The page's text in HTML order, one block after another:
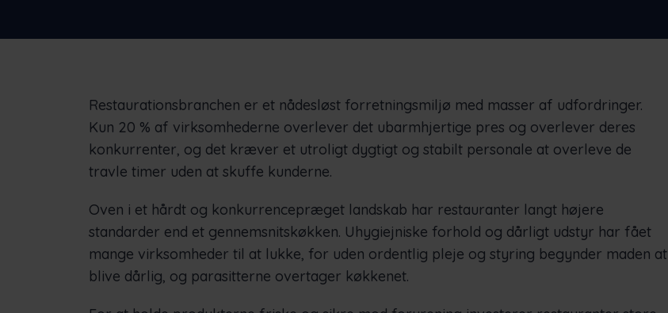
Restaurationsbranchen er et nådesløst forretningsmiljø med masser af udfordringer.
Kun 20 % af virksomhederne overlever det ubarmhjertige pres og overlever deres
konkurrenter, og det kræver et utroligt dygtigt og stabilt personale at overleve de
travle timer uden at skuffe kunderne.
Oven i et hårdt og konkurrencepræget landskab har restauranter langt højere
standarder end et gennemsnitskøkken. Uhygiejniske forhold og dårligt udstyr har fået
mange virksomheder til at lukke, for uden ordentlig pleje og styring begynder maden at
blive dårlig, og parasitterne overtager køkkenet.